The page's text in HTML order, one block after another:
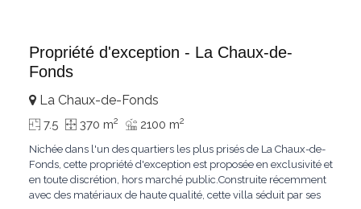
Propriété d'exception - La Chaux-de-
Fonds
La Chaux-de-Fonds
7.5 370 m2 2100 m2
Nichée dans l'un des quartiers les plus prisés de La Chaux-de-
Fonds, cette propriété d'exception est proposée en exclusivité et
en toute discrétion, hors marché public.Construite récemment
avec des matériaux de haute qualité, cette villa séduit par ses